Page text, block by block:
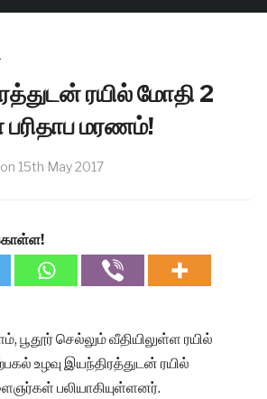
ரயில் மோதி 2
மரணம்!
on 15th May 2017
கொள்ள!
பூதூர் செல்லும் வீதியிலுள்ள ரயில்
உழவு இயந்திரத்துடன் ரயில்
பலியாகியுள்ளனர்.